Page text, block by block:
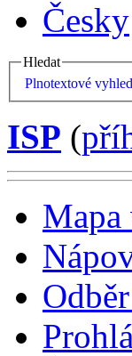
Česky
Hledat
Plnotextové
ISP (
Mapa